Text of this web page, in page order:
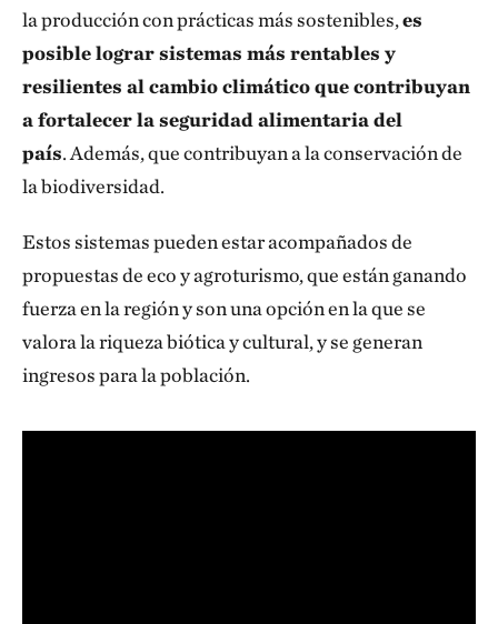
la producción con prácticas más sostenibles,es
posible lograr sistemas más rentables y
resilientes al cambio climático que contribuyan
a fortalecer la seguridad alimentaria del
país. Además, que contribuyan a la conservación de
la biodiversidad.
Estos sistemas pueden estar acompañados de
propuestas de eco y agroturismo, que están ganando
fuerza en la región y son una opción en la que se
valora la riqueza biótica y cultural, y se generan
ingresos para la población.